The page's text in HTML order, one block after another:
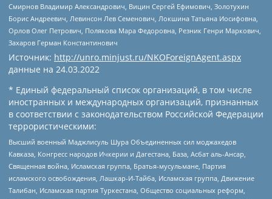
Смирнов Владимир Александрович, Вицин Сергей Ефимович, Золотухин
Борис Андреевич, Левинсон Лев Семенович, Локшина Татьяна Иосифовна,
Орлов Олег Петрович, Полякова Мара Федоровна, Резник Генри Маркович,
Захаров Герман Константинович
Источник: http://unro.minjust.ru/NKOForeignAgent.aspx
данные на 24.03.2022
* Единый федеральный список организаций, в том числе
иностранных и международных организаций, признанных
в соответствии с законодательством Российской Федерации
террористическими:
Высший военный Маджлисуль Шура Объединенных сил моджахедов
Кавказа, Конгресс народов Ичкерии и Дагестана, База, Асбат аль-Ансар,
Священная война, Исламская группа, Братья-мусульмане, Партия
исламского освобождения, Лашкар-И-Тайба, Исламская группа, Движение
Талибан, Исламская партия Туркестана, Общество социальных реформ,